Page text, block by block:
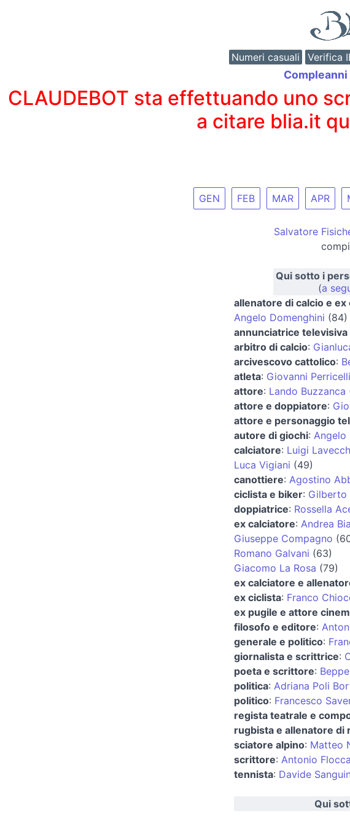
Numeri casuali Verifica
CLAUDEBOT sta effettuando uno
a citare blia.it
GEN FEB MAR APR
Salvatore
Qui sotto i
(a
allenatore di calcio e ex
Angelo Domenghini (84)
annunciatrice
arbitro di calcio:
arcivescovo cattolico:
atleta: Giovanni Perricelli
attore: Lando Buzzanca
attore e doppiatore:
attore e personaggio
autore di giochi: Angelo
calciatore: Luigi
Luca Vigiani (49)
canottiere: Agostino
ciclista e biker: Gilberto
doppiatrice: Rossella
ex calciatore: Andrea
Giuseppe Compagno
Romano Galvani (63)
Giacomo La Rosa (79)
ex calciatore e
ex ciclista: Franco
ex pugile e attore
filosofo e editore:
generale e politico:
giornalista e scrittrice:
poeta e scrittore:
politica: Adriana Poli
politico: Francesco
regista teatrale e
rugbista e allenatore di
sciatore alpino: Matteo
scrittore: Antonio
tennista: Davide
Qui